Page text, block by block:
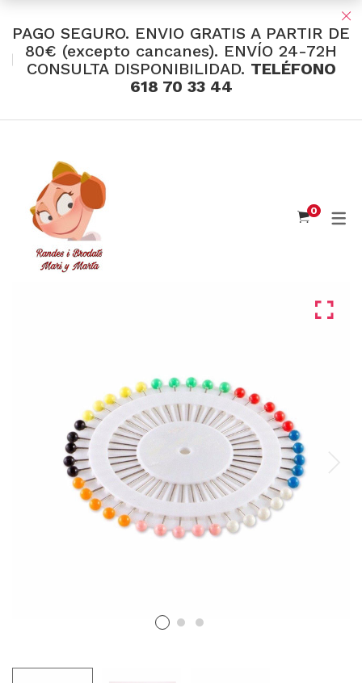
TIENDA Y OFERTAS
Santos Textil
Eusebio Sánchez
Flor de Azahar
CANCANES Y ENAGUAS
Margarita Vercher
Alicante y Castellón
PAGO SEGURO. ENVIO GRATIS A PARTIR DE
80€ (excepto cancanes). ENVÍO 24-72H
CONSULTA DISPONIBILIDAD. TELÉFONO
618 70 33 44
0